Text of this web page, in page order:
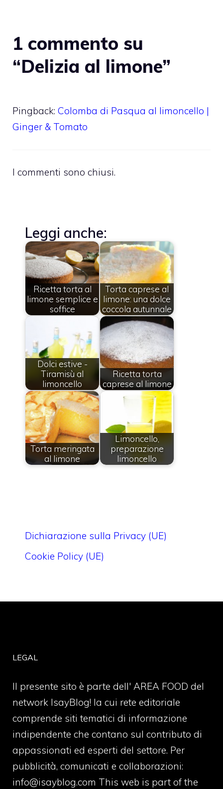
1 commento su
“Delizia al limone”
Pingback: Colomba di Pasqua al limoncello |
Ginger & Tomato
I commenti sono chiusi.
Leggi anche:
Ricetta torta al
limone semplice e
soffice
Torta caprese al
limone: una dolce
coccola autunnale
Dolci estive -
Tiramisù al
limoncello
Ricetta torta
caprese al limone
Torta meringata
al limone
Limoncello,
preparazione
limoncello
Dichiarazione sulla Privacy (UE)
Cookie Policy (UE)
LEGAL
Il presente sito è parte dell' AREA FOOD del
network IsayBlog! la cui rete editoriale
comprende siti tematici di informazione
indipendente che contano sul contributo di
appassionati ed esperti del settore. Per
pubblicità, comunicati e collaborazioni:
info@isayblog.com This web is part of the